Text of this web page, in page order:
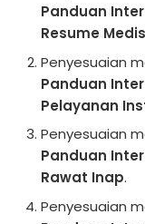
Panduan
Resume
Penyesuaian
Panduan
Pelayanan
Penyesuaian
Panduan
Rawat Inap.
Penyesuaian